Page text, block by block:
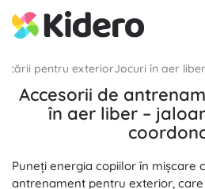
pentru exteriorJocuri în aer liber
Accesorii de
în aer liber –
Puneți energia copiilor în mișcare
antrenament pentru exterior,